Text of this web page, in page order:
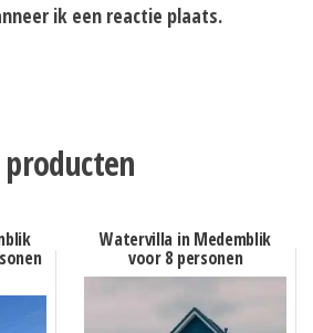
ik een reactie plaats.
Watervilla in Medemblik
voor 8 personen